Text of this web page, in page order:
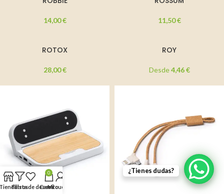
14,00€ 11,50€
ROTOX
28,00€
ROY
Desde 4,46€
¿Tienes dudas?
Filtros
Lista de deseos
0
Carrito
Mi cuenta